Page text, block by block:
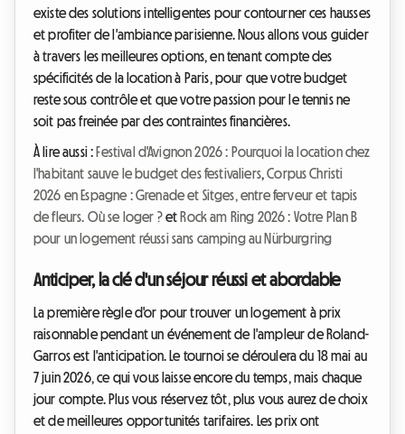
existe des solutions intelligentes pour contourner ces hausses
et profiter de l'ambiance parisienne. Nous allons vous guider
à travers les meilleures options, en tenant compte des
spécificités de la location à Paris, pour que votre budget
reste sous contrôle et que votre passion pour le tennis ne
soit pas freinée par des contraintes financières.
À lire aussi : Festival d'Avignon 2026 : Pourquoi la location chez
l'habitant sauve le budget des festivaliers,Corpus Christi
2026 en Espagne : Grenade et Sitges, entre ferveur et tapis
de fleurs. Où se loger ?et Rock am Ring 2026 : Votre Plan B
pour un logement réussi sans camping au Nürburgring
Anticiper, la clé d'un séjour réussi et abordable
La première règle d'or pour trouver un logement à prix
raisonnable pendant un événement de l'ampleur de Roland-
Garros est l'anticipation. Le tournoi se déroulera du 18 mai au
7 juin 2026, ce qui vous laisse encore du temps, mais chaque
jour compte. Plus vous réservez tôt, plus vous aurez de choix
et de meilleures opportunités tarifaires. Les prix ont